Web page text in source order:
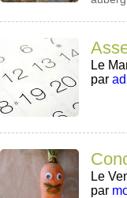
Le
par
Le
par